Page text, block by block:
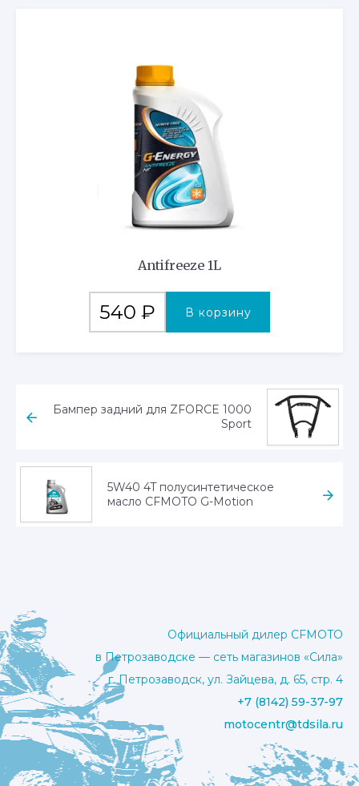
Antifreeze 1L
540 ₽ В корзину
Бампер задний для ZFORCE 1000
Sport
5W40 4T полусинтетическое
масло CFMOTO G-Motion
Официальный дилер CFMOTO
в Петрозаводске — сеть магазинов «Сила»
г. Петрозаводск, ул. Зайцева, д. 65, стр. 4
+7 (8142) 59-37-97
motocentr@tdsila.ru